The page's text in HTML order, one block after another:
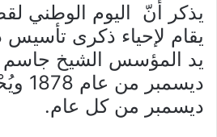
يذكر أنّ اليوم الوطني
يقام لإحياء ذكرى
ديسمبر من كل عام.